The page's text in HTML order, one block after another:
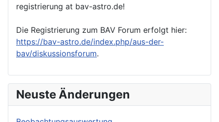
registrierung at bav-astro.de!
Die Registrierung zum BAV Forum erfolgt hier:
https://bav-astro.de/index.php/aus-der-
bav/diskussionsforum.
Neuste Änderungen